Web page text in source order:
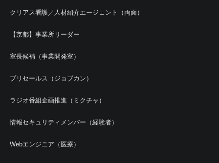
クリアス看護／人材紹介エージェント（両面）
【京都】事業所リーダー
室長候補（事業開発室）
プリセールス（ジョブカン）
ラジオ番組企画推進（ミクチャ）
情報セキュリティメンバー（経験者）
Webエンジニア（医療）